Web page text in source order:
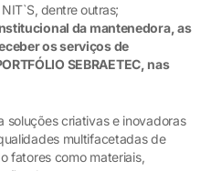
dentre outras;
da mantenedora, as
os serviços de
SEBRAETEC, nas
soluções criativas e inovadoras
multifacetadas de
fatores como materiais,